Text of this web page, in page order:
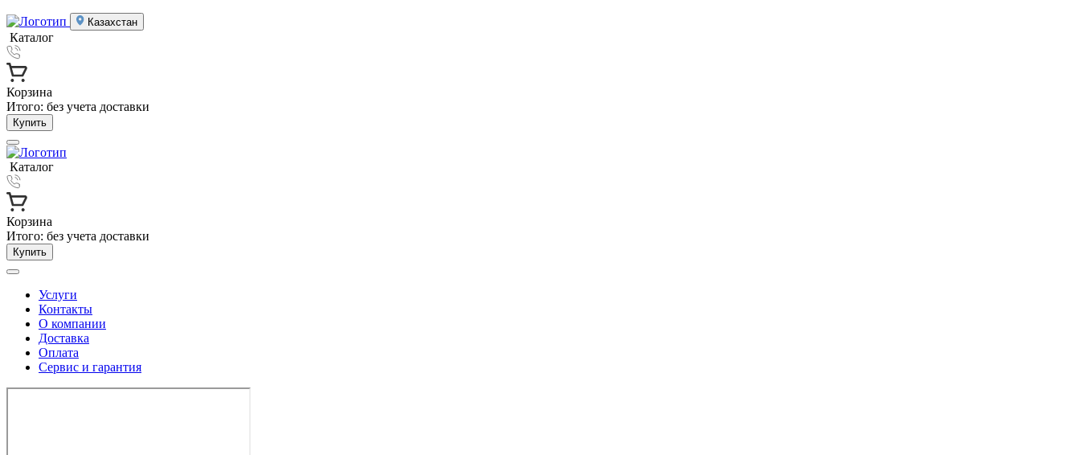
Казахстан
Каталог
Корзина
Итого: без учета доставки
Купить
Каталог
Корзина
Итого: без учета доставки
Купить
Услуги
Контакты
О компании
Доставка
Оплата
Сервис и гарантия